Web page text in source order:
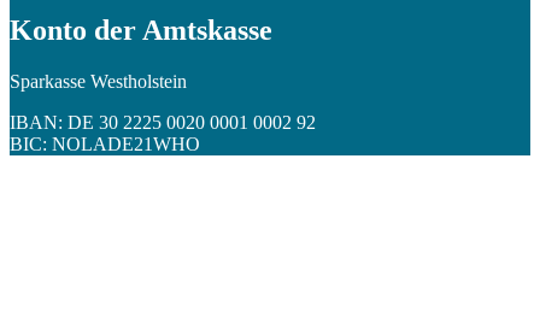
Konto der Amtskasse
Sparkasse Westholstein
IBAN: DE 30 2225 0020 0001 0002 92
BIC: NOLADE21WHO